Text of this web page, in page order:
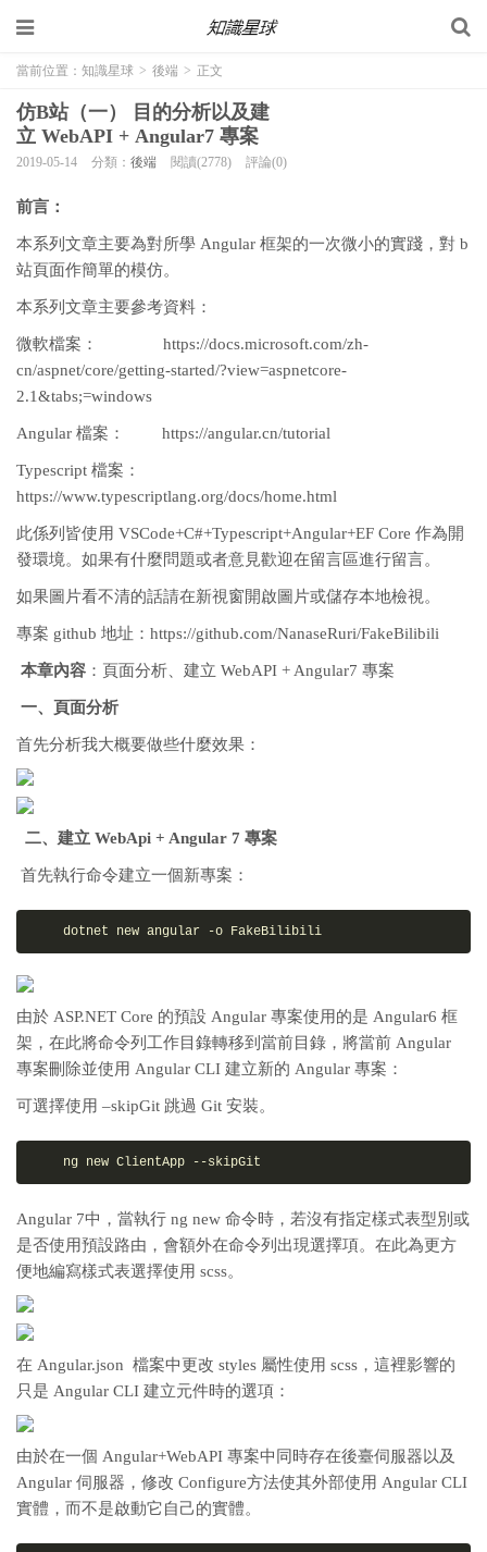
當前位置： 知識星球 > 後端 > 正文
仿B站（一） 目的分析以及建
立 WebAPI + Angular7 專案
2019-05-14 分類： 後端 閱讀(2778) 評論(0)
前言：
本系列文章主要為對所學 Angular 框架的一次微小的實踐，對 b
站頁面作簡單的模仿。
本系列文章主要參考資料：
微軟檔案： https://docs.microsoft.com/zh-
cn/aspnet/core/getting-started/?view=aspnetcore-
2.1&tabs;=windows
Angular 檔案： https://angular.cn/tutorial
Typescript 檔案：
https://www.typescriptlang.org/docs/home.html
此係列皆使用 VSCode+C#+Typescript+Angular+EF Core 作為開
發環境。如果有什麼問題或者意見歡迎在留言區進行留言。
如果圖片看不清的話請在新視窗開啟圖片或儲存本地檢視。
專案 github 地址：https://github.com/NanaseRuri/FakeBilibili
本章內容 ：頁面分析、建立 WebAPI + Angular7 專案
一、頁面分析
首先分析我大概要做些什麼效果：
二、建立 WebApi + Angular 7 專案
首先執行命令建立一個新專案：
    dotnet
new angular -o FakeBilibili
由於 ASP.NET Core 的預設 Angular 專案使用的是 Angular6 框
架，在此將命令列工作目錄轉移到當前目錄，將當前 Angular
專案刪除並使用 Angular CLI 建立新的 Angular 專案：
可選擇使用 –skipGit 跳過 Git 安裝。
    ng
new ClientApp --skipGit
Angular 7中，當執行 ng new 命令時，若沒有指定樣式表型別或
是否使用預設路由，會額外在命令列出現選擇項。在此為更方
便地編寫樣式表選擇使用 scss。
在 Angular.json 檔案中更改 styles 屬性使用 scss，這裡影響的
只是 Angular CLI 建立元件時的選項：
由於在一個 Angular+WebAPI 專案中同時存在後臺伺服器以及
Angular 伺服器，修改 Configure方法使其外部使用 Angular CLI
實體，而不是啟動它自己的實體。